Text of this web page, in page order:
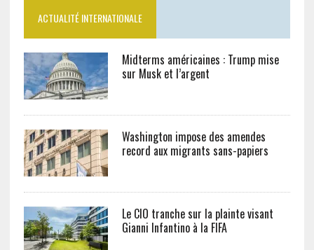
ACTUALITÉ INTERNATIONALE
Midterms américaines : Trump mise
sur Musk et l’argent
Washington impose des amendes
record aux migrants sans-papiers
Le CIO tranche sur la plainte visant
Gianni Infantino à la FIFA